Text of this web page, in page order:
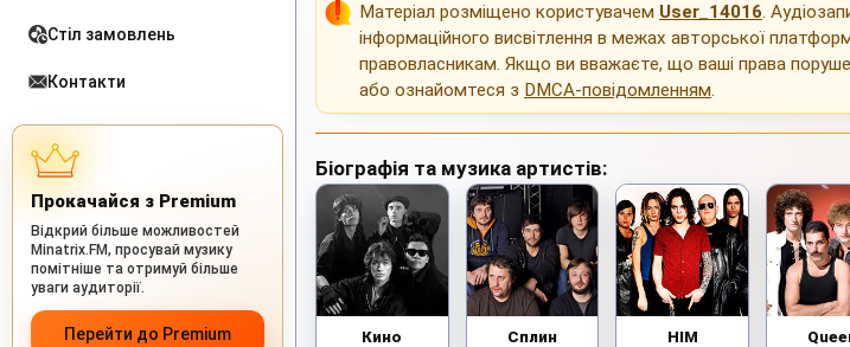
Стіл замовлень
Контакти
Прокачайся з Premium
Відкрий більше можливостей
Minatrix.FM, просувай музику
помітніше та отримуй більше
уваги аудиторії.
Перейти до Premium
Матеріал розміщено користувачем User_14016.
інформаційного висвітлення в межах авторської
правовласникам. Якщо ви вважаєте, що ваші права
або ознайомтеся з DMCA-повідомленням.
Біографія та музика артистів:
Кино Сплин HIM